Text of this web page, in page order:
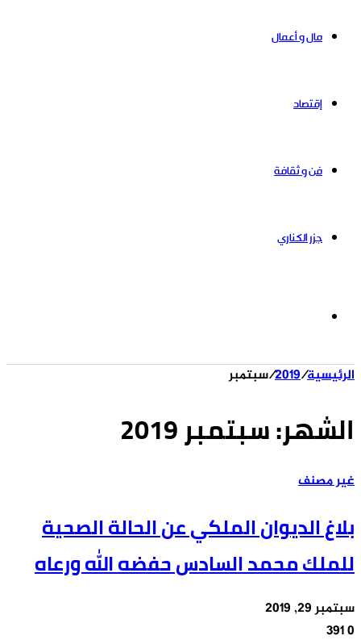
مال و أعمال
إقتصاد
فن و ثقافة
جزر الكناري
المظلمالرئيسية/
2019
/سبتمبر
الشهر:سبتمبر 2019
غير مصنف
بلاغ الديوان الملكي عن الحالة الصحية
للملك محمد السادس حفضه الله ورعاه
سبتمبر 29, 2019
0